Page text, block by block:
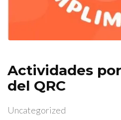
Actividades
del QRC
Uncategorized